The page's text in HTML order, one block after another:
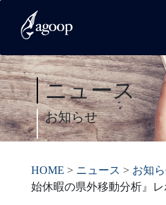
ニュース
お知らせ
HOME > ニュース > お知
始休暇の県外移動分析』